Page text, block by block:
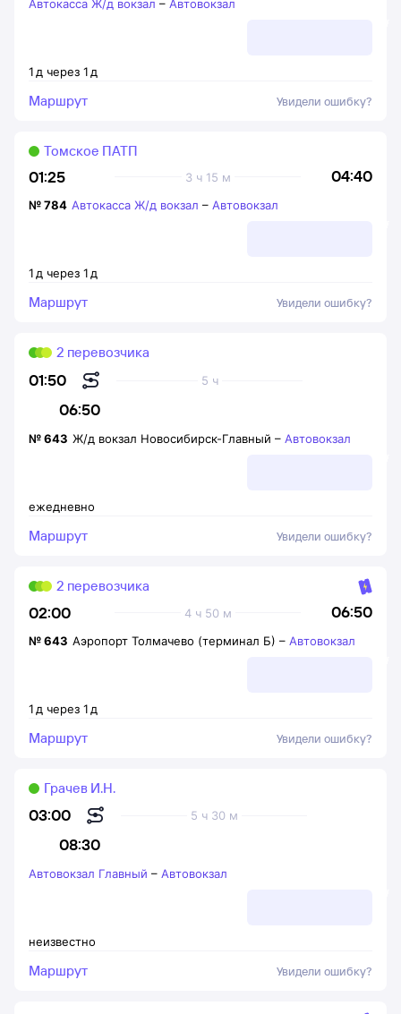
1 д через 1 д
Автокасса Ж/д вокзал – Автовокзал
Маршрут Увидели ошибку?
01:25 04:40
3 ч 15 м
Томское ПАТП
1 д через 1 д
№784 Автокасса Ж/д вокзал – Автовокзал
Маршрут Увидели ошибку?
01:50
06:50
5 ч
2 перевозчика
ежедневно
№643 Ж/д вокзал Новосибирск-Главный – Автовокзал
Маршрут Увидели ошибку?
02:00 06:50
4 ч 50 м
2 перевозчика
1 д через 1 д
№643 Аэропорт Толмачево (терминал Б) – Автовокзал
Маршрут Увидели ошибку?
03:00
08:30
5 ч 30 м
Грачев И.Н.
неизвестно
Автовокзал Главный – Автовокзал
Маршрут Увидели ошибку?